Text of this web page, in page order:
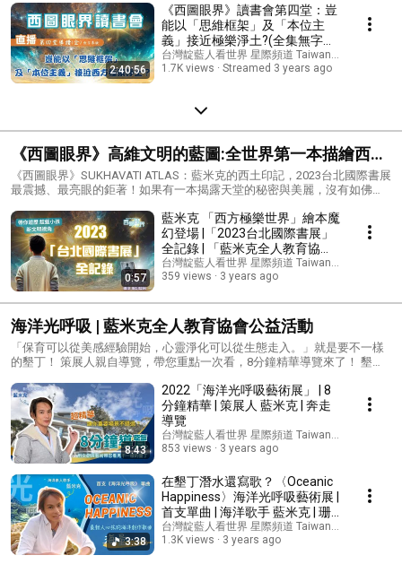
克與Annie開講
2:40:56
《西圖眼界》讀書會第四堂：豈
能以「思維框架」及「本位主
義」接近極樂淨土?(全集無字幕
完整版)｜現代哲學觀及科學觀
看西土文明｜世界第一本探索
台灣靛藍人看世界 星際頻道 Taiwan indigo 's
1.7K views
Streamed 3 years ago
《西圖眼界》高維文明的藍圖:全世界第一本描繪西方
極樂世界的哲學繪本
《西圖眼界》SUKHAVATI ATLAS：藍米克的西土印記，2023台北國際書展
最震撼、最亮眼的鉅著！如果有一本揭露天堂的秘密與美麗，沒有如佛教
鏡般精緻畫作的一本視覺震撼之書，並能邊讀邊進入靈性與能量提升， 立
刻感受心情開闊，其中的文字還能啟動每個人的神性DNA秘碼，使閱讀時
透過腦波而使週邊信息場維度立刻躍昇，感受得到靈魂悸動的奇幻之書。
《西圖眼界》這本透過作者入定天啟後繪製的120幅精美又震撼畫作，用文
字揭露最大的天堂秘密！ 用最精緻頂尖的紙質印刷設計與精裝，保證是你
見過美到天花板的書！ 是你書架上最閃耀的法寶， 帶領你感受「打開書
本，就打開一個浩瀚的異次元時空之旅」！ 《西圖眼界》簡介▼ 《 西圖
眼界 Sukhavati Atlas》 這本書為中英雙語繪本，由藝術家藍米克把他最深
層的感知， 透過藝術無國界及美感經驗的方式表達他心中的西土印記。此
書集結了藍米克的120幅作品， 將多年來他在催眠 、靜坐、靜心與靈視的
心靈經驗中所看到 Sukhavati（西方極樂世界） 的美好， 透過畫筆及數位
界的既有認知！ 在一次偶然的機會裡，藍米克透過深層靜心打開靈視經
驗，看見了他前世就來自 Sukhavati。那裡有最先進的意識科技協助在那的
靈魂，不需要用如同在地球般的物質身體(即透過見聞覺知、五感六覺)也
能繼續學習並走上完整的終極生命，直至回歸宇宙。 由於 Sukhavati 的美
好震撼藍米克極深，於是他努力用畫筆及電腦將這個「高度意識文明」，
也就是佛教所說的西方極樂世界，透過遙視經驗把它盡力繪製下來。 ▼本
書特色▼ 〈西圖眼界sukhavati Atlas特色1〉 這不是一本書， 這是一本行
動藝廊 : 120幅由藝術家藍米克精心繪製，每一幅都是絕美畫作，30x30cm
高級印刷頂級紙張，全彩印刷、全版圖片，讓你一翻開書，一個藝廊躍然
紙上。 〈西圖眼界Sukhavati Atlas 特色2〉 這不是普通繪本，這是一本能
讓覺醒意識萌芽/躍進的圖文大典 : 千萬別被這120幅畫作的美學與震撼昏
了頭，事實上這本書大量的文字，透過六個章節，一一把千年來淨土五經
0:57
藍米克 「西方極樂世界」繪本魔
幻登場 |「2023台北國際書展」
全記錄 | 「藍米克全人教育協
會」帶你遊歷 | 靛藍小孩 新文明
視角
台灣靛藍人看世界 星際頻道 Taiwan indigo 's
359 views
3 years ago
海洋光呼吸 | 藍米克全人教育協會公益活動
「保育可以從美感經驗開始，心靈淨化可以從生態走入。」就是要不一樣
的墾丁！ 策展人親自導覽，帶您重點一次看，8分鐘精華導覽來了！ 墾丁
廣保育。 「藍米克全人教育協會」的一群藝術家率先用文創跟文藝的方
式、用藝術家的角度來為海洋及珊瑚發聲！ 「海洋光呼吸」公益展覽結合
畫展、影展、瑜珈靜心音樂會、講座、舞會、花藝、發行 CD、DVD等等各
種活動，自 2022/12/23 起至 2023/1/15 在墾丁國家森林遊樂區遊客中心，
用文藝、知性及文創的方式要把海裡的花園帶到畫展、影展裡面，讓您體
驗一個完全不同的墾丁！ 畫展的第一部分是實體墾丁珊瑚海洋畫作展覽；
第二部分是與台灣最大元宇宙公司合作的「魔幻海洋」─西土印記─3D線上
展覽，2022/12/31開放免費參觀，詳情請參閱下方「元宇宙線上藝廊全攻
略」。 藝術家藍米克用藝術家的角度來詮釋「西方極樂世界」的高維度文
明，絕對顛覆你對西方極樂世界的既有認知！並邀請您2023/1/31-2/5到世
貿書展來參與《西圖眼界》的新書發表，展開一場東方霍格華茲的視覺饗
宴！ 用心體會、用美感經驗感動人才是旅遊的最高價值，墾丁要的不是海
8:43
2022「海洋光呼吸藝術展」 | 8
分鐘精華 | 策展人 藍米克 | 奔走
導覽
台灣靛藍人看世界 星際頻道 Taiwan indigo 's
853 views
3 years ago
3:38
在墾丁潛水還寫歌？〈Oceanic
Happiness〉海洋光呼吸藝術展 |
首支單曲 | 海洋歌手 藍米克 | 珊
瑚礁 | 再現後壁湖 | 藍色療癒之旅
專輯《The Ocean》
台灣靛藍人看世界 星際頻道 Taiwan indigo 's
1.3K views
3 years ago